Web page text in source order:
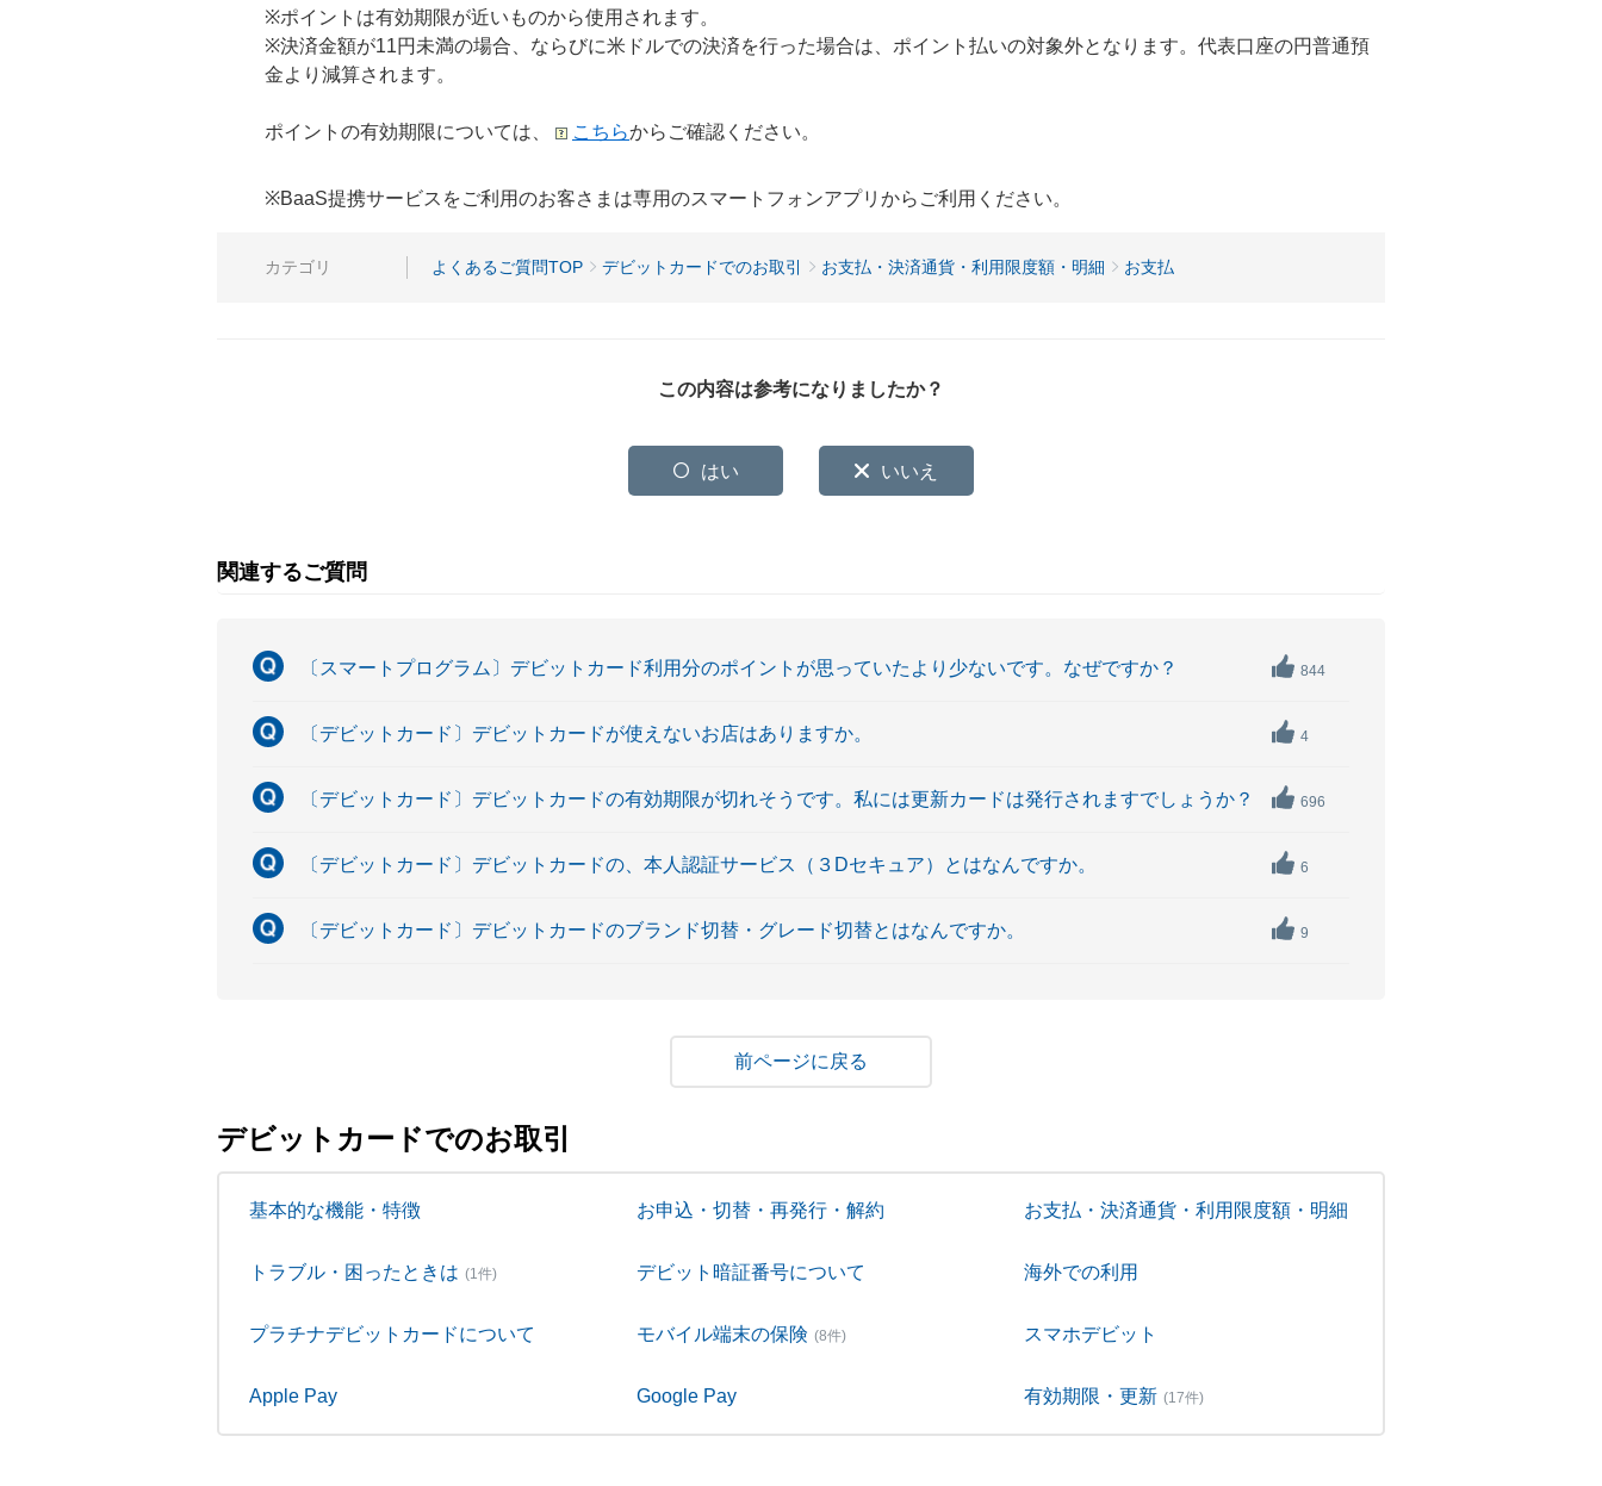
※ポイントは有効期限が近いものから使用されます。
※決済金額が11円未満の場合、ならびに米ドルでの決済を行った場合は、ポイント払いの対象外となります。代表口座の円普通預
金より減算されます。
ポイントの有効期限については、 こちらからご確認ください。
※BaaS提携サービスをご利用のお客さまは専用のスマートフォンアプリからご利用ください。
カテゴリ よくあるご質問TOP デビットカードでのお取引 お支払・決済通貨・利用限度額・明細 お支払
この内容は参考になりましたか？
はい いいえ
関連するご質問
〔スマートプログラム〕デビットカード利用分のポイントが思っていたより少ないです。なぜですか？ 844
〔デビットカード〕デビットカードが使えないお店はありますか。 4
〔デビットカード〕デビットカードの有効期限が切れそうです。私には更新カードは発行されますでしょうか？ 696
〔デビットカード〕デビットカードの、本人認証サービス（３Dセキュア）とはなんですか。 6
〔デビットカード〕デビットカードのブランド切替・グレード切替とはなんですか。 9
戻る
デビットカードでのお取引
基本的な機能・特徴 お申込・切替・再発行・解約 お支払・決済通貨・利用限度額・明細
トラブル・困ったときは (1件) デビット暗証番号について 海外での利用
プラチナデビットカードについて モバイル端末の保険 (8件) スマホデビット
Apple Pay Google Pay 有効期限・更新 (17件)